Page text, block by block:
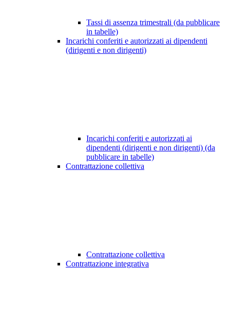
Tassi di assenza trimestrali (da pubblicare
in tabelle)
Incarichi conferiti e autorizzati ai dipendenti
(dirigenti e non dirigenti)
Incarichi conferiti e autorizzati ai
dipendenti (dirigenti e non dirigenti) (da
pubblicare in tabelle)
Contrattazione collettiva
Contrattazione collettiva
Contrattazione integrativa